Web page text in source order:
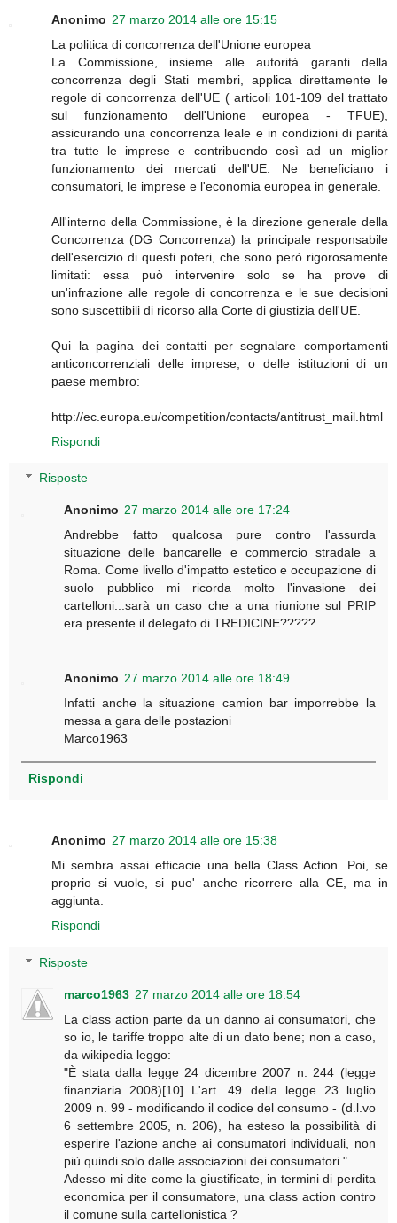
Anonimo 27 marzo 2014 alle ore 15:15
La politica di concorrenza dell'Unione europea
La Commissione, insieme alle autorità garanti della
concorrenza degli Stati membri, applica direttamente le
regole di concorrenza dell'UE ( articoli 101-109 del trattato
sul funzionamento dell'Unione europea - TFUE),
assicurando una concorrenza leale e in condizioni di parità
tra tutte le imprese e contribuendo così ad un miglior
funzionamento dei mercati dell'UE. Ne beneficiano i
consumatori, le imprese e l'economia europea in generale.
All'interno della Commissione, è la direzione generale della
Concorrenza (DG Concorrenza) la principale responsabile
dell'esercizio di questi poteri, che sono però rigorosamente
limitati: essa può intervenire solo se ha prove di
un'infrazione alle regole di concorrenza e le sue decisioni
sono suscettibili di ricorso alla Corte di giustizia dell'UE.
Qui la pagina dei contatti per segnalare comportamenti
anticoncorrenziali delle imprese, o delle istituzioni di un
paese membro:
http://ec.europa.eu/competition/contacts/antitrust_mail.html
Rispondi
Risposte
Anonimo 27 marzo 2014 alle ore 17:24
Andrebbe fatto qualcosa pure contro l'assurda
situazione delle bancarelle e commercio stradale a
Roma. Come livello d'impatto estetico e occupazione di
suolo pubblico mi ricorda molto l'invasione dei
cartelloni...sarà un caso che a una riunione sul PRIP
era presente il delegato di TREDICINE?????
Anonimo 27 marzo 2014 alle ore 18:49
Infatti anche la situazione camion bar imporrebbe la
messa a gara delle postazioni
Marco1963
Rispondi
Anonimo 27 marzo 2014 alle ore 15:38
Mi sembra assai efficacie una bella Class Action. Poi, se
proprio si vuole, si puo' anche ricorrere alla CE, ma in
aggiunta.
Rispondi
Risposte
marco1963 27 marzo 2014 alle ore 18:54
La class action parte da un danno ai consumatori, che
so io, le tariffe troppo alte di un dato bene; non a caso,
da wikipedia leggo:
"È stata dalla legge 24 dicembre 2007 n. 244 (legge
finanziaria 2008)[10] L'art. 49 della legge 23 luglio
2009 n. 99 - modificando il codice del consumo - (d.l.vo
6 settembre 2005, n. 206), ha esteso la possibilità di
esperire l'azione anche ai consumatori individuali, non
più quindi solo dalle associazioni dei consumatori."
Adesso mi dite come la giustificate, in termini di perdita
economica per il consumatore, una class action contro
il comune sulla cartellonistica ?